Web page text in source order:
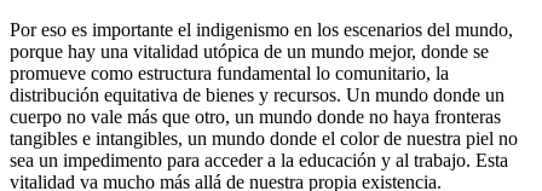
Por eso es importante el indigenismo en los escenarios del mundo,
porque hay una vitalidad utópica de un mundo mejor, donde se
promueve como estructura fundamental lo comunitario, la
distribución equitativa de bienes y recursos. Un mundo donde un
cuerpo no vale más que otro, un mundo donde no haya fronteras
tangibles e intangibles, un mundo donde el color de nuestra piel no
sea un impedimento para acceder a la educación y al trabajo. Esta
vitalidad va mucho más allá de nuestra propia existencia.